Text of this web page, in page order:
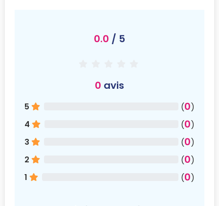
0.0 / 5
0 avis
5 (0)
4
(0)
3
(0)
2
(0)
1
(0)